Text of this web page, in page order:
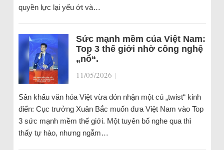
quyền lực lại yếu ớt và…
Sức mạnh mềm của Việt Nam:
Top 3 thế giới nhờ công nghệ
„nổ“.
11/05/2026 |
Sân khấu văn hóa Việt vừa đón nhận một cú „twist“ kinh
điển: Cục trưởng Xuân Bắc muốn đưa Việt Nam vào Top
3 sức mạnh mềm thế giới. Một tuyên bố nghe qua thì
thấy tự hào, nhưng ngẫm…